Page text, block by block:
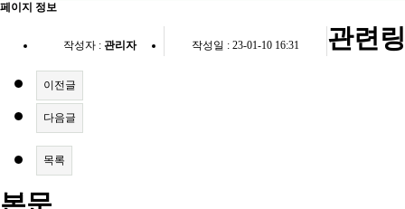
페이지 정보
작성자 : 관리자 작성일 : 23-01-10 16:31 관련
이전글
다음글
목록